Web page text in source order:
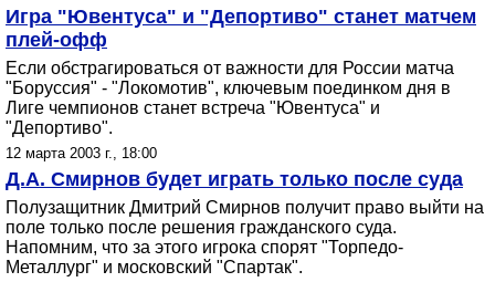
Игра "Ювентуса" и "Депортиво" станет матчем
плей-офф
Если обстрагироваться от важности для России матча
"Боруссия" - "Локомотив", ключевым поединком дня в
Лиге чемпионов станет встреча "Ювентуса" и
"Депортиво".
12 марта 2003 г., 18:00
Д.А. Смирнов будет играть только после суда
Полузащитник Дмитрий Смирнов получит право выйти на
поле только после решения гражданского суда.
Напомним, что за этого игрока спорят "Торпедо-
Металлург" и московский "Спартак".